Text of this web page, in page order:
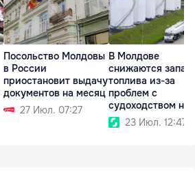
Посольство Молдовы
в России
приостановит выдачу
документов на месяц
27 Июл. 07:27
В Молдове
снижаются
топлива из-за
проблем с
судоходством на
Дунае23 Июл. 12:47